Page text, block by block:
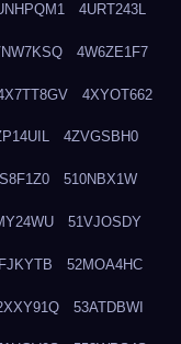
4URT243L
4W6ZE1F7
4XYOT662
4ZVGSBH0
510NBX1W
51VJOSDY
52MOA4HC
53ATDBWI